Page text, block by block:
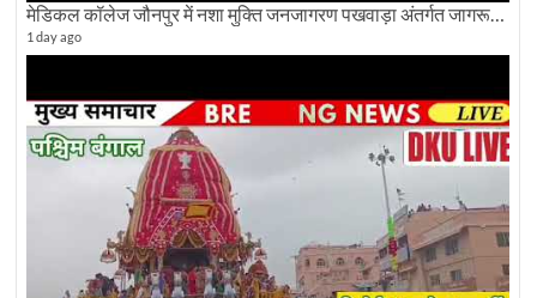
1 day ago